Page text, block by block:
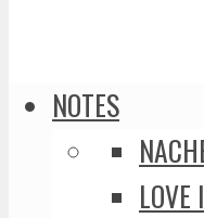
NOTES
LOVE